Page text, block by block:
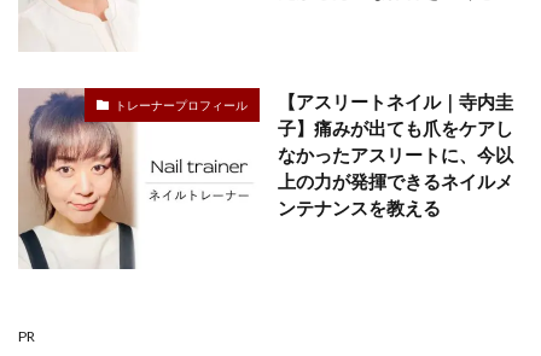
トレーナープロフィール
【アスリートネイル｜寺内圭
子】痛みが出ても爪をケアし
なかったアスリートに、今以
上の力が発揮できるネイルメ
ンテナンスを教える
PR